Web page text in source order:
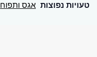
טעויות נפוצות אגס ותפוח